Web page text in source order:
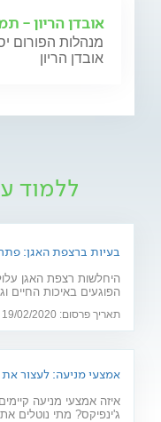
אובדן הריון -
מנהלות הפורום
אובדן הריון
ללמוד
בעיות ברצפת האגן:
היחלשות רצפת האגן
הפוגעים באיכות החיים
אלקטרומגנטי ולייזר וגינלי
תאריך פרסום: 19/02/2020
אמצעי מניעה: לעצור את
איזה אמצעי מניעה
ג'ינפיקס? מתי נוטלים